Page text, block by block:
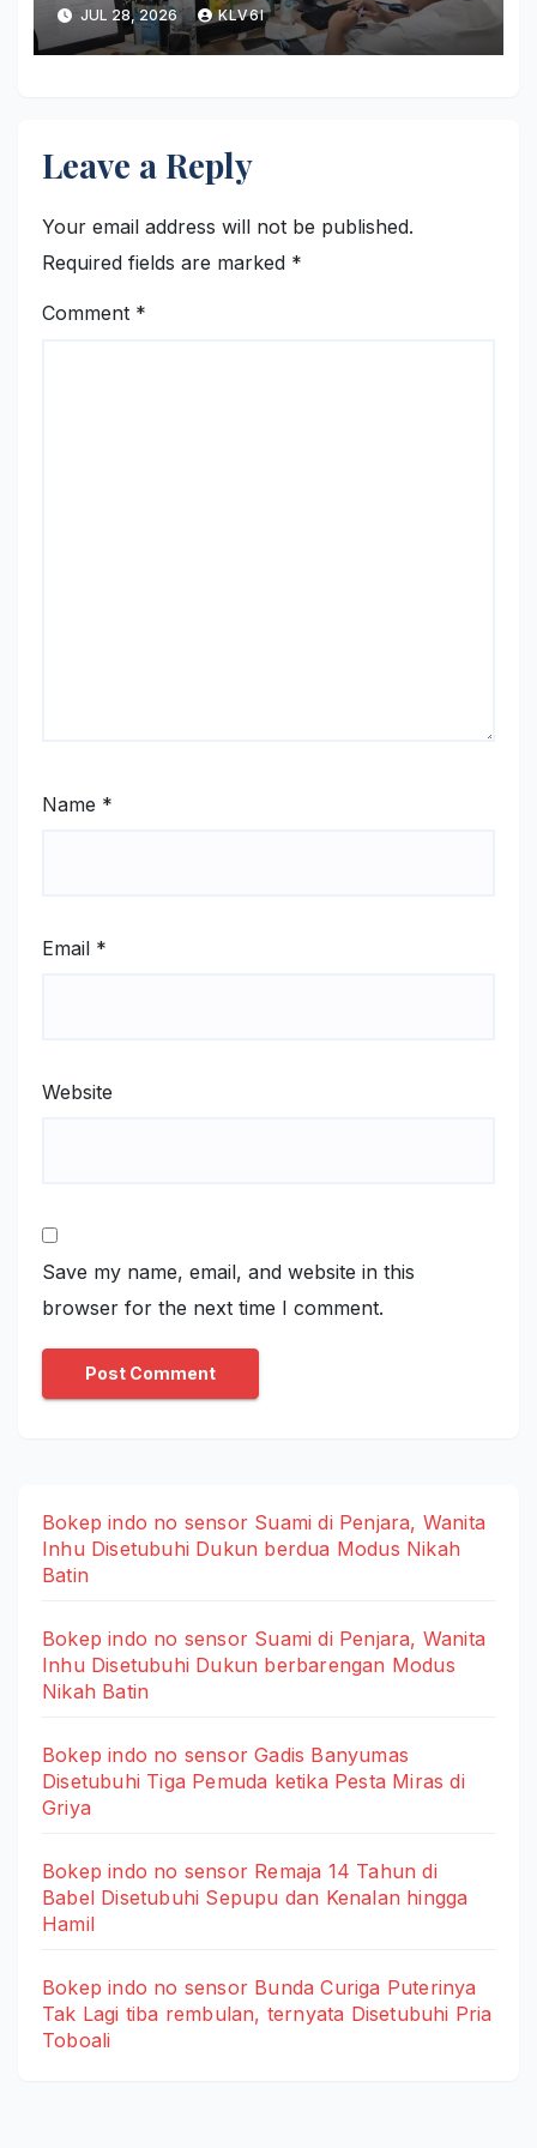
Griya
JUL 28, 2026 KLV6I
Leave a Reply
Your email address will not be published.
Required fields are marked *
Comment *
Name *
Email *
Website
Save my name, email, and website in this
browser for the next time I comment.
Bokep indo no sensor Suami di Penjara, Wanita
Inhu Disetubuhi Dukun berdua Modus Nikah
Batin
Bokep indo no sensor Suami di Penjara, Wanita
Inhu Disetubuhi Dukun berbarengan Modus
Nikah Batin
Bokep indo no sensor Gadis Banyumas
Disetubuhi Tiga Pemuda ketika Pesta Miras di
Griya
Bokep indo no sensor Remaja 14 Tahun di
Babel Disetubuhi Sepupu dan Kenalan hingga
Hamil
Bokep indo no sensor Bunda Curiga Puterinya
Tak Lagi tiba rembulan, ternyata Disetubuhi Pria
Toboali